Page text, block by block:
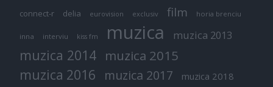
connect-r delia eurovision exclusiv film horia brenciu
inna interviu kiss fm muzica muzica 2013
muzica 2014 muzica 2015
muzica 2016 muzica 2017 muzica 2018